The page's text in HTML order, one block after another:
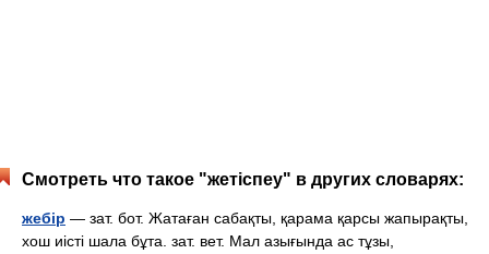
Смотреть что такое "жетіспеу" в других словарях:
жебір — зат. бот. Жатаған сабақты, қарама қарсы жапырақты,
хош иісті шала бұта. зат. вет. Мал азығында ас тұзы,